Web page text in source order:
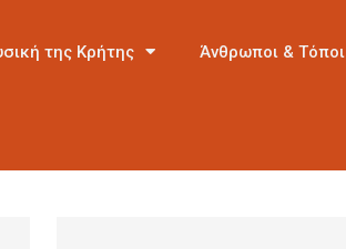
της Κρήτης Άνθρωποι & Τόποι